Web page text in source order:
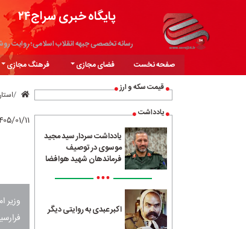
پایگاه خبری سراج۲۴
رسانه تخصصی جبهه انقلاب اسلامی؛ روایت
صفحه نخست فضای مجازی فرهنگ مجازی
قیمت سکه و ارز
یادداشت
یادداشت سردار سید مجید
موسوی در توصیف
فرماندهان شهید هوافضا
•••
اکبر عبدی به روایتی دیگر
۱۴۰۵/۰۱/۱۱ -
وزیر